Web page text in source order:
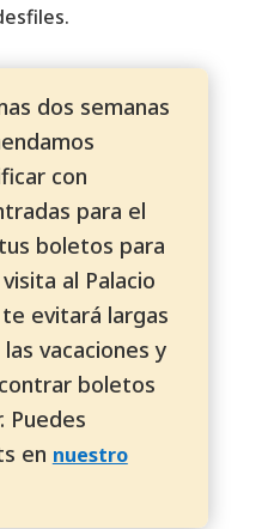
dos semanas
con
para el
boletos para
al Palacio
evitará largas
vacaciones y
boletos
Puedes
en nuestro